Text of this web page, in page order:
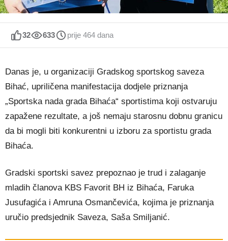
32 633 prije 464 dana
Danas je, u organizaciji Gradskog sportskog saveza
Bihać, upriličena manifestacija dodjele priznanja
„Sportska nada grada Bihaća“ sportistima koji ostvaruju
zapažene rezultate, a još nemaju starosnu dobnu granicu
da bi mogli biti konkurentni u izboru za sportistu grada
Bihaća.
Gradski sportski savez prepoznao je trud i zalaganje
mladih članova KBS Favorit BH iz Bihaća, Faruka
Jusufagića i Amruna Osmančevića, kojima je priznanja
uručio predsjednik Saveza, Saša Smiljanić.